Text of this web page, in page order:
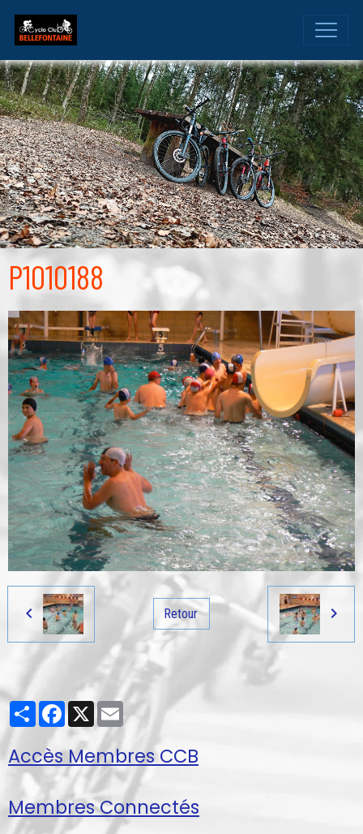
P1010188
Retour
PartagerFacebook
X Email
Accès Membres CCB
Membres Connectés